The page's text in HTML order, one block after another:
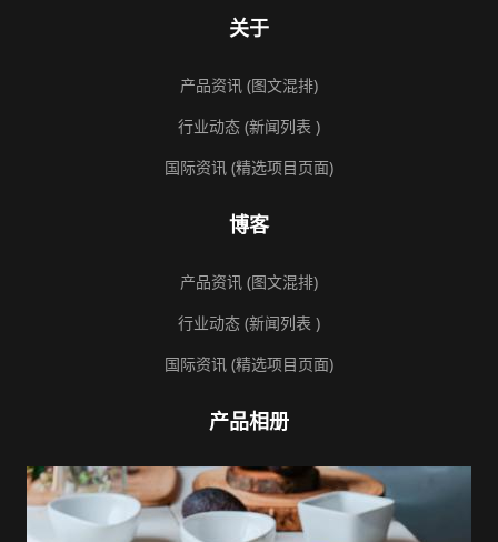
关于
产品资讯 (图文混排)
行业动态 (新闻列表 )
国际资讯 (精选项目页面)
博客
产品资讯 (图文混排)
行业动态 (新闻列表 )
国际资讯 (精选项目页面)
产品相册